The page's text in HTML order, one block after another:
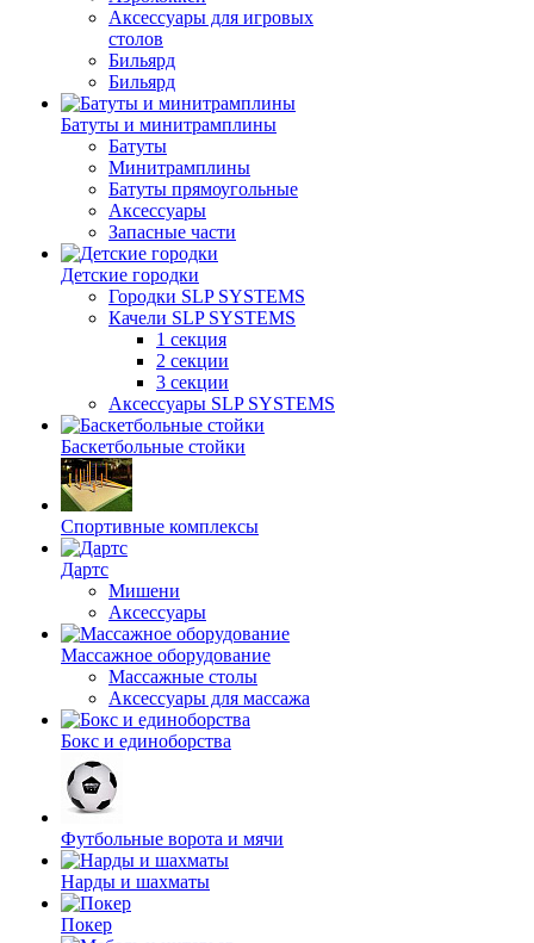
Аксессуары для игровых
столов
Бильяpд
Бильяpд
Батуты и минитрамплины
Батуты
Минитрамплины
Батуты прямоугольные
Аксессуары
Запасные части
Детские городки
Городки SLP SYSTEMS
Качели SLP SYSTEMS
1 секция
2 секции
3 секции
Аксессуары SLP SYSTEMS
Баскетбольные стойки
Спортивные комплексы
Дартс
Мишени
Аксессуары
Массажное оборудование
Массажные столы
Аксессуары для массажа
Бокс и единоборства
Футбольные ворота и мячи
Нарды и шахматы
Покер